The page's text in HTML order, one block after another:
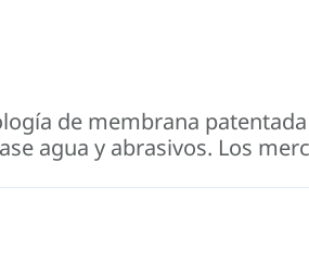
de membrana
agua y abrasivos. Los